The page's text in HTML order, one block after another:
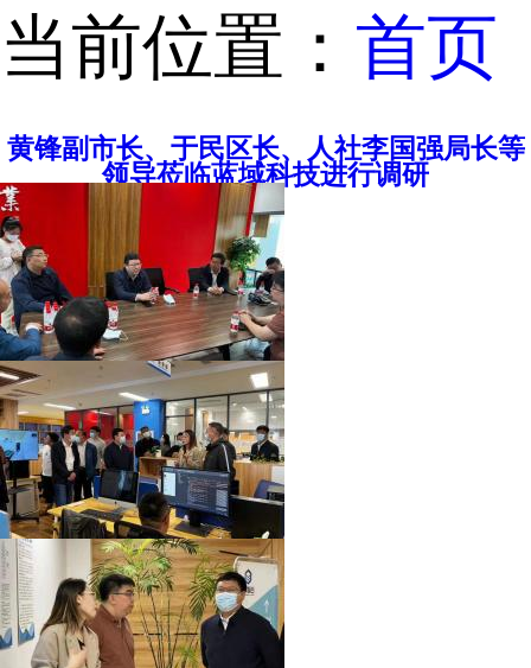
当前位置： 首页
黄锋副市长、于民区长、人社李国强局长等
领导莅临蓝域科技进行调研